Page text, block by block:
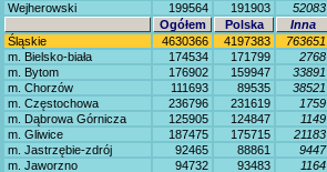
Wejherowski
199564 191903 52083
Ogółem
Polska Inna
Śląskie
4630366 4197383 763651
m. Bielsko-biała
174534 171799 2768
m. Bytom
176902 159947 33891
m. Chorzów
111693 89535 38521
m. Częstochowa
236796 231619 1759
m. Dąbrowa Górnicza
125905 124847 1149
m. Gliwice
187475 175715 21183
m. Jastrzębie-zdrój
92465 88861 9447
m. Jaworzno
94732 93483 1164